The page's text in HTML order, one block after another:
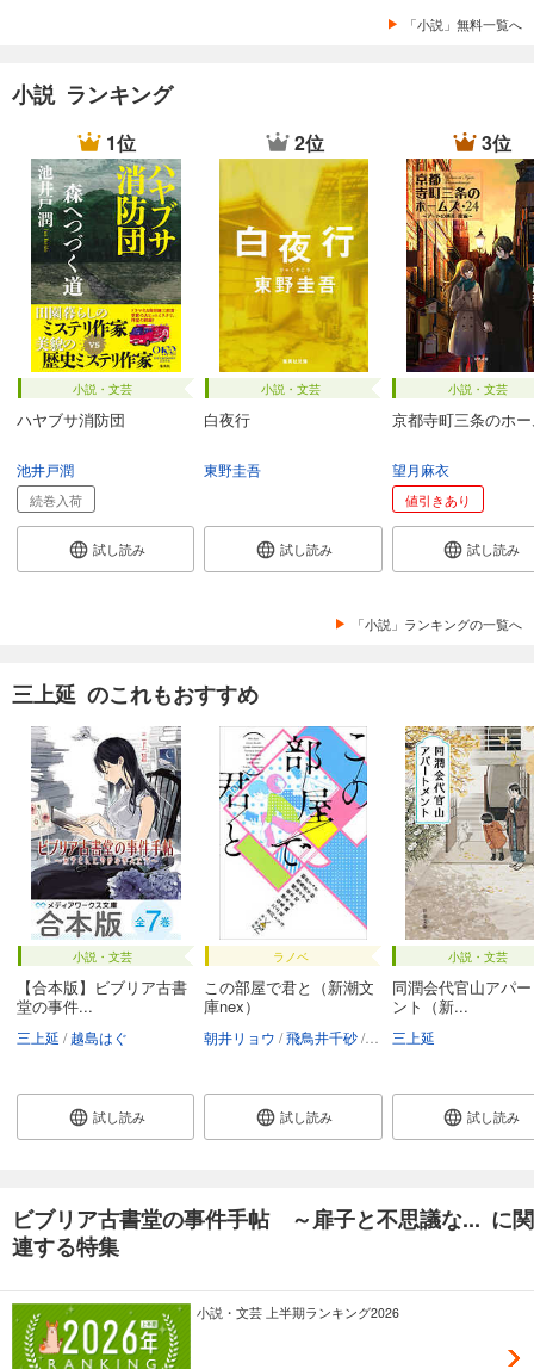
「小説」無料一覧へ
小説 ランキング
1位
小説・文芸
ハヤブサ消防団
池井戸潤
続巻入荷
試し読み
2位
小説・文芸
白夜行
東野圭吾
試し読み
3位
小説・文芸
京都寺町三条のホ
望月麻衣
値引きあり
試し読み
「小説」ランキングの一覧へ
三上延 のこれもおすすめ
小説・文芸
【合本版】ビブリア古書
堂の事件...
三上延 越島はぐ
試し読み
ラノベ
この部屋で君と（新潮文
庫nex）
朝井リョウ 飛鳥井千砂 越谷オサム
試し読み
小説・文芸
同潤会代官山アパ
ント（新...
三上延
試し読み
ビブリア古書堂の事件手帖 ～扉子と不思議な... に関
連する特集
小説・文芸 上半期ランキング2026